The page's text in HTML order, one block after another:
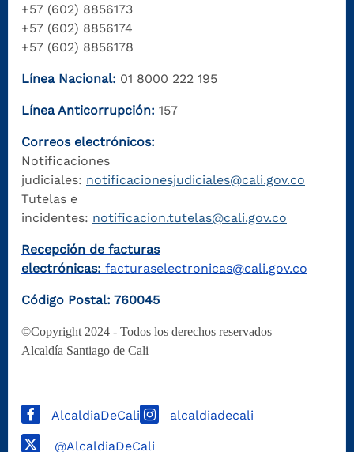
+57 (602) 8856173
+57 (602) 8856174
+57 (602) 8856178
Línea Nacional: 01 8000 222 195
Línea Anticorrupción: 157
Correos electrónicos:
Notificaciones
judiciales: notificacionesjudiciales@cali.gov.co
Tutelas e
incidentes: notificacion.tutelas@cali.gov.co
Recepción de facturas
electrónicas: facturaselectronicas@cali.gov.co
Código Postal: 760045
©Copyright 2024 - Todos los derechos reservados
Alcaldía Santiago de Cali
AlcaldiaDeCali alcaldiadecali
@AlcaldiaDeCali